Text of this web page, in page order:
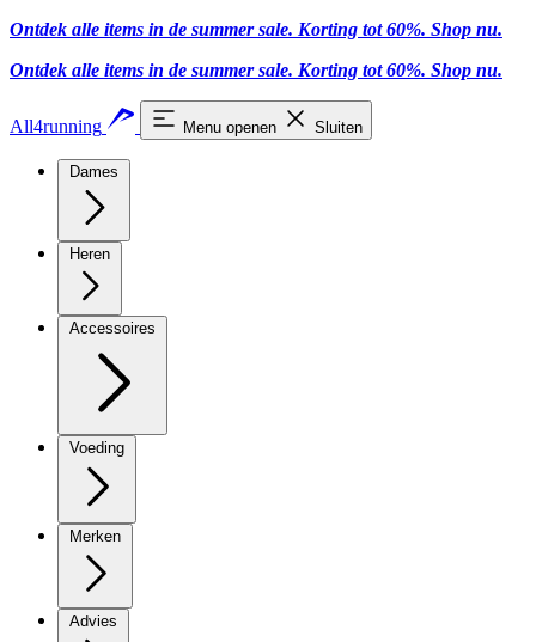
Ontdek alle items in de summer sale. Korting tot 60%. Shop nu.
Ontdek alle items in de summer sale. Korting tot 60%. Shop nu.
All4running Menu openen Sluiten
Dames
Heren
Accessoires
Voeding
Merken
Advies